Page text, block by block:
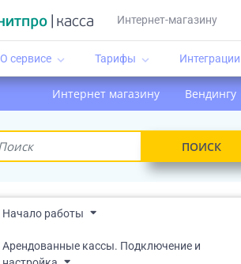
Интернет-магазину
О сервисе keyboard_arrow_down Тарифы keyboard_arrow_down Интеграции
Интернет магазину Вендингу
ПОИСК
Начало работы
Арендованные кассы. Подключение и